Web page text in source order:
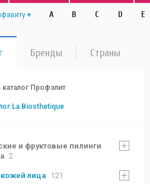
A B C D E
Бренды Страны
каталог Профэлит
La Biosthetique
и фруктовые пилинги
2
лица 121